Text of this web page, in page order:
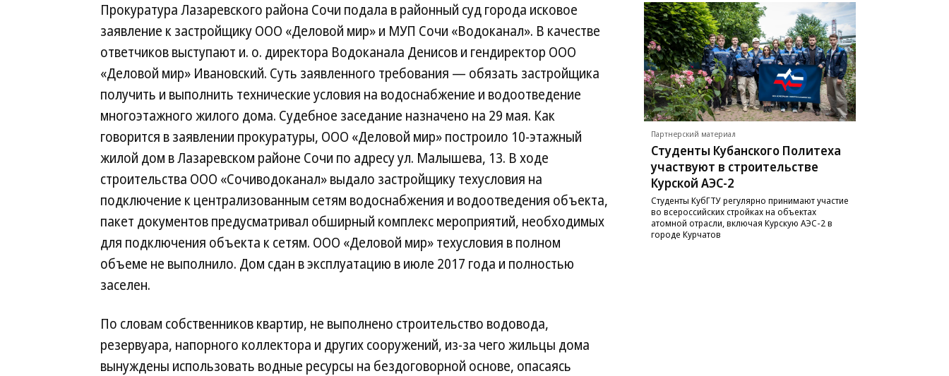
Прокуратура Лазаревского района Сочи подала в районный суд города исковое
заявление к застройщику ООО «Деловой мир» и МУП Сочи «Водоканал». В качестве
ответчиков выступают и. о. директора Водоканала Денисов и гендиректор ООО
«Деловой мир» Ивановский. Суть заявленного требования — обязать застройщика
получить и выполнить технические условия на водоснабжение и водоотведение
многоэтажного жилого дома. Судебное заседание назначено на 29 мая. Как
говорится в заявлении прокуратуры, ООО «Деловой мир» построило 10-этажный
жилой дом в Лазаревском районе Сочи по адресу ул. Малышева, 13. В ходе
строительства ООО «Сочиводоканал» выдало застройщику техусловия на
подключение к централизованным сетям водоснабжения и водоотведения объекта,
пакет документов предусматривал обширный комплекс мероприятий, необходимых
для подключения объекта к сетям. ООО «Деловой мир» техусловия в полном
объеме не выполнило. Дом сдан в эксплуатацию в июле 2017 года и полностью
заселен.
По словам собственников квартир, не выполнено строительство водовода,
резервуара, напорного коллектора и других сооружений, из-за чего жильцы дома
вынуждены использовать водные ресурсы на бездоговорной основе, опасаясь
Партнерский материал
Студенты Кубанского Политеха
участвуют в строительстве
Курской АЭС-2
Студенты КубГТУ регулярно принимают участие
во всероссийских стройках на объектах
атомной отрасли, включая Курскую АЭС-2 в
городе Курчатов